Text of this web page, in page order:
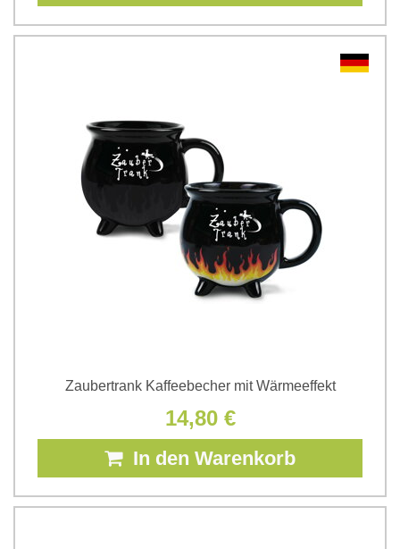
Zaubertrank Kaffeebecher mit Wärmeeffekt
14,80 €
In den Warenkorb